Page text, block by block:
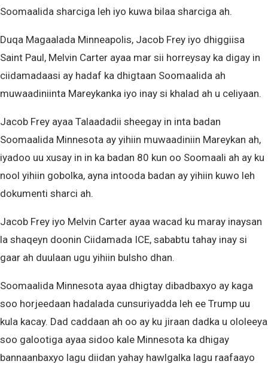
Soomaalida sharciga leh iyo kuwa bilaa sharciga ah.
Duqa Magaalada Minneapolis, Jacob Frey iyo dhiggiisa
Saint Paul, Melvin Carter ayaa mar sii horreysay ka digay in
ciidamadaasi ay hadaf ka dhigtaan Soomaalida ah
muwaadiniinta Mareykanka iyo inay si khalad ah u celiyaan.
Jacob Frey ayaa Talaadadii sheegay in inta badan
Soomaalida Minnesota ay yihiin muwaadiniin Mareykan ah,
iyadoo uu xusay in in ka badan 80 kun oo Soomaali ah ay ku
nool yihiin gobolka, ayna intooda badan ay yihiin kuwo leh
dokumenti sharci ah.
Jacob Frey iyo Melvin Carter ayaa wacad ku maray inaysan
la shaqeyn doonin Ciidamada ICE, sababtu tahay inay si
gaar ah duulaan ugu yihiin bulsho dhan.
Soomaalida Minnesota ayaa dhigtay dibadbaxyo ay kaga
soo horjeedaan hadalada cunsuriyadda leh ee Trump uu
kula kacay. Dad caddaan ah oo ay ku jiraan dadka u ololeeya
soo galootiga ayaa sidoo kale Minnesota ka dhigay
bannaanbaxyo lagu diidan yahay hawlgalka lagu raafaayo